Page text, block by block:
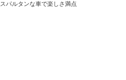
スパルタンな車で楽しさ満点